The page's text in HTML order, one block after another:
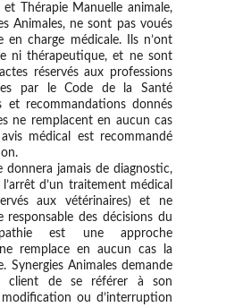
Thérapie Manuelle animale,
Animales, ne sont pas voués
en charge médicale. Ils n’ont
ni thérapeutique, et ne sont
réservés aux professions
par le Code de la Santé
et recommandations donnés
ne remplacent en aucun cas
médical est recommandé
donnera jamais de diagnostic,
d’un traitement médical
aux vétérinaires) et ne
responsable des décisions du
est une approche
remplace en aucun cas la
​Synergies Animales demande
client de se référer à son
ou d’interruption